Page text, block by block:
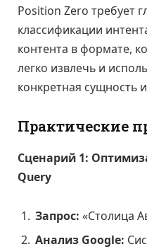
Position Zero требует
классификации
контента в формате,
легко извлечь и
конкретная сущность
Практические
Сценарий 1:
Query
Запрос: «Столица
Анализ Google: